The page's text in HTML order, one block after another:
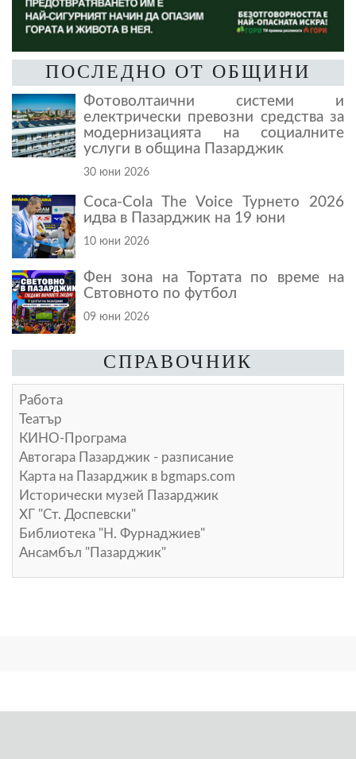
ПОСЛЕДНО ОТ ОБЩИНИ
Фотоволтаични системи и
електрически превозни средства за
модернизацията на социалните
услуги в община Пазарджик
30 юни 2026
Coca-Cola The Voice Турнето 2026
идва в Пазарджик на 19 юни
10 юни 2026
Фен зона на Тортата по време на
Свтовното по футбол
09 юни 2026
СПРАВОЧНИК
Работа
Театър
КИНО-Програма
Автогара Пазарджик - разписание
Карта на Пазарджик в bgmaps.com
Исторически музей Пазарджик
ХГ "Ст. Доспевски"
Библиотека "Н. Фурнаджиев"
Ансамбъл "Пазарджик"